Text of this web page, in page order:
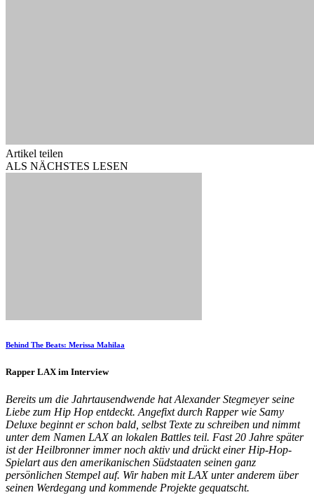
Artikel teilen
ALS NÄCHSTES LESEN
Behind The Beats: Merissa Mahilaa
Rapper LAX im Interview
Bereits um die Jahrtausendwende hat Alexander Stegmeyer seine
Liebe zum Hip Hop entdeckt. Angefixt durch Rapper wie Samy
Deluxe beginnt er schon bald, selbst Texte zu schreiben und nimmt
unter dem Namen LAX an lokalen Battles teil. Fast 20 Jahre später
ist der Heilbronner immer noch aktiv und drückt einer Hip-Hop-
Spielart aus den amerikanischen Südstaaten seinen ganz
persönlichen Stempel auf. Wir haben mit LAX unter anderem über
seinen Werdegang und kommende Projekte gequatscht.